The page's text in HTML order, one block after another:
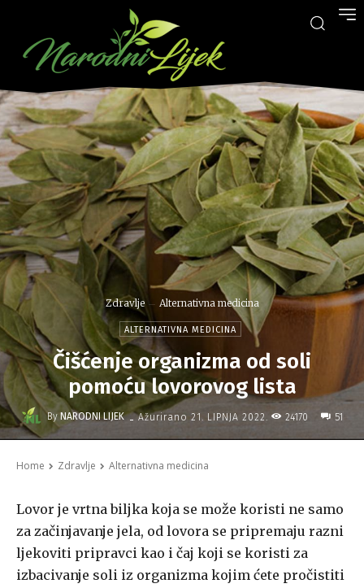
Zdravlje Alternativna medicina
ALTERNATIVNA MEDICINA
Čišćenje organizma od soli
pomoću lovorovog lista
By NARODNI LIJEK - Ažurirano 21. LIPNJA 2022. 24170 51
Home Zdravlje Alternativna medicina
Lovor je vrtna biljka koja se može koristi ne samo
za začinjavanje jela, od lovora se pripremaju razni
ljekoviti pripravci kao i čaj koji se koristi za
izbacivanje soli iz organizma kojim ćete pročistiti